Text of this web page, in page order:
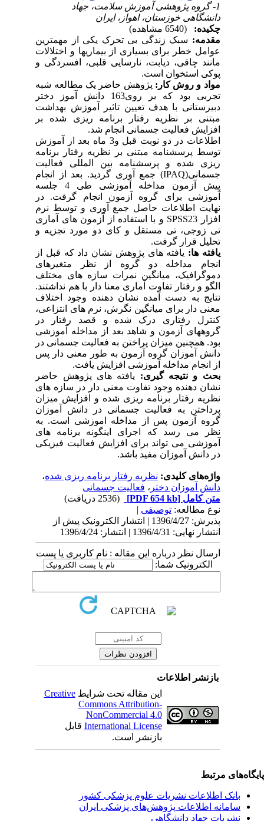
1- گروه پژوهشی آموزش سلامت، جهاد
دانشگاهی خوزستان، اهواز، ایران
چکیده:
مقدمه:سبک زندگی بی تحرک یکی از مهمترین
عوامل خطر برای بسیاری از بیماریها و اختلالات
مانند چاقی، دیابت، نارسایی قلبی، افسردگی و
پوکی استخوان است.
مواد و روش کار: پژوهش حاضر یک مطالعه شبه
تجربی بود که بر روی163 دانش آموز دختر
دبیرستانی با هدف تعیین تاثیر آموزش بهداشت
مبتنی بر نظریه رفتار برنامه ریزی شده بر
افزایش فعالیت جسمانی انجام شد.
اطلاعات در دو نوبت قبل و3 ماه بعد از آموزش
توسط پرسشنامه مبتنی بر نظریه رفتار برنامه
ریزی شده و پرسشنامه بین المللی فعالیت
جسمانی(IPAQ) جمع آوری گردید. بعد از انجام
پیش آزمون مداخله آموزشی طی 4 جلسه
آموزشی برای گروه آزمون انجام گرفت. در
نهایت اطلاعات حاصل جمع آوری و توسط نرم
افزار SPSS23 و با استفاده از آزمون های آماری
تی زوجی، تی مستقل و کای دو مورد تجزیه و
تحلیل قرار گرفت.
یافته ها:یافته های پژوهش نشان داد که قبل از
انجام مداخله دو گروه از نظر متغیرهای
دموگرافیک، میانگین نمرات سازه های مختلف
الگو و رفتار تفاوت آماری معنا دار با هم نداشتند.
نتایج به دست آمده نشان دهنده وجود اختلاف
معنی دار برای میانگین نگرش، نرم های انتزاعی،
کنترل رفتاری درک شده و قصد رفتار در
گروههای آزمون و شاهد بعد از مداخله آموزشی
بود. همچنین میزان پراختن به فعالیت جسمانی در
دانش آموزان گروه آزمون به طور معنی دار پس
از انجام مداخله آموزشی افزایش یافت.
بحث و نتیجه گیری:یافته های پژوهش حاضر
نشان دهنده وجود تفاوت معنی دار در سازه های
نظریه رفتار برنامه ریزی شده و افزایش میزان
پرداختن به فعالیت جسمانی در دانش آموزان
گروه آزمون پس از مداخله اموزشی است. به
نظر می رسد که اجرای اینگونه برنامه های
آموزشی می تواند برای افزایش فعالیت فیزیکی
در دانش آموزان مفید باشد.
واژه‌های کلیدی:نظریه رفتار برنامه ریزی شده،
دانش آموزان دختر، فعالیت جسمانی
متن کامل[PDF 654 kb]
نوع مطالعه:توصیفی|
پذیرش: 1396/4/27 | انتشار الکترونیک پیش از
انتشار نهایی: 1396/4/31 | انتشار: 1396/4/24
ارسال نظر درباره این مقاله : نام کاربری یا پست
الکترونیک شما:
بازنشر اطلاعات
این مقاله تحت شرایطCreative
Commons Attribution-
NonCommercial 4.0
International Licenseقابل
بازنشر است.
مرتبط
بانک اطلاعات نشریات علوم پزشکی کشور
سامانه اطلاعات پژوهش‌های پزشکی ایران
نشریات جهاد دانشگاهی